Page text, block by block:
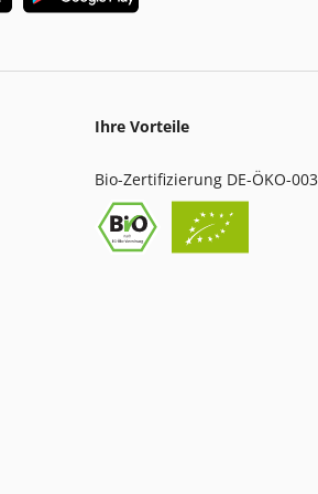
Ihre Vorteile
Bio-Zertifizierung DE-ÖKO-003